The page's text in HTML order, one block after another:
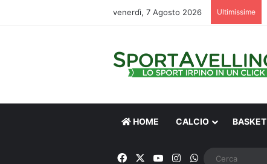
venerdì, 7 Agosto 2026 Ultimissime
HOME CALCIO BASKET
FacebookYou TubeInstagram
WhatsApp